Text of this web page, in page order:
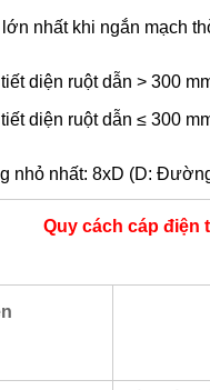
nhất khi ngắn mạch
diện ruột dẫn > 300
diện ruột dẫn ≤ 300
nhỏ nhất: 8xD (D:
Quy cách cáp điện